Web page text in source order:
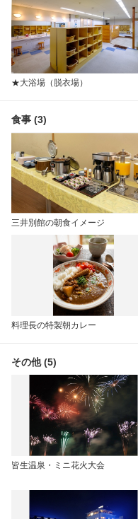
★大浴場（脱衣場）
食事 (3)
三井別館の朝食イメージ
料理長の特製朝カレー
その他 (5)
皆生温泉・ミニ花火大会